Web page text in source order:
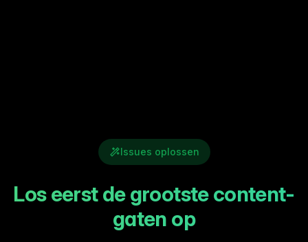
Issues oplossen
Los eerst de grootste content-
gaten op